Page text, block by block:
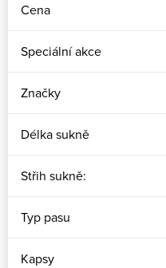
Cena
Speciální akce
Značky
Délka sukně
Střih sukně:
Typ pasu
Kapsy